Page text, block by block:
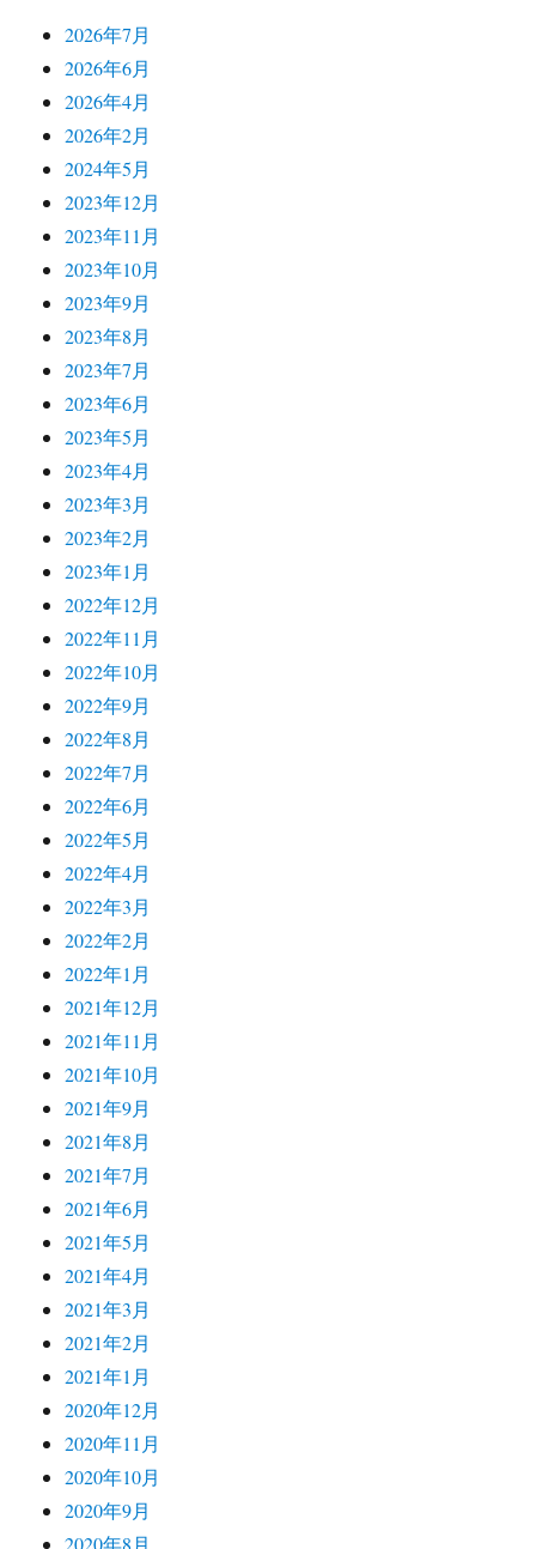
2026年7月
2026年6月
2026年4月
2026年2月
2024年5月
2023年12月
2023年11月
2023年10月
2023年9月
2023年8月
2023年7月
2023年6月
2023年5月
2023年4月
2023年3月
2023年2月
2023年1月
2022年12月
2022年11月
2022年10月
2022年9月
2022年8月
2022年7月
2022年6月
2022年5月
2022年4月
2022年3月
2022年2月
2022年1月
2021年12月
2021年11月
2021年10月
2021年9月
2021年8月
2021年7月
2021年6月
2021年5月
2021年4月
2021年3月
2021年2月
2021年1月
2020年12月
2020年11月
2020年10月
2020年9月
2020年8月